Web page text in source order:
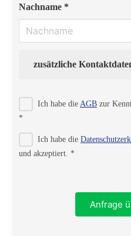
Nachname *
zusätzliche
Ich habe die AGB zur
*
Ich habe die
und akzeptiert. *
Anfrage